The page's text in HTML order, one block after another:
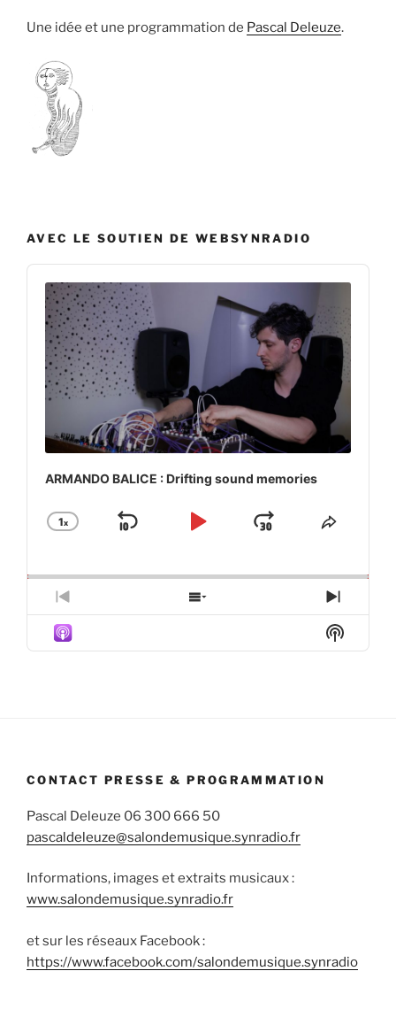
Une idée et une programmation de Pascal Deleuze.
AVEC LE SOUTIEN DE WEBSYNRADIO
Audio
Player
ARMANDO BALICE : Drifting sound memories
Change
1x
Skip
Play
JumpShare
Previous
Episode
Show
Episodes
Next
Show
CONTACT PRESSE & PROGRAMMATION
Pascal Deleuze 06 300 666 50
pascaldeleuze@salondemusique.synradio.fr
Informations, images et extraits musicaux :
www.salondemusique.synradio.fr
et sur les réseaux Facebook :
https://www.facebook.com/salondemusique.synradio